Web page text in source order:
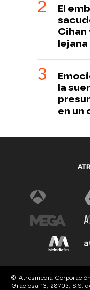
El
Cihan
lejana
la
en un
© Atresmedia
Graciosa 13, 28703, S.S.